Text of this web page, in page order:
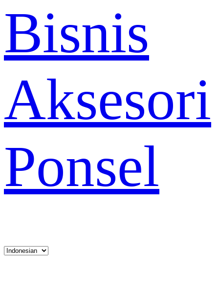
Bisnis
Aksesori
Ponsel